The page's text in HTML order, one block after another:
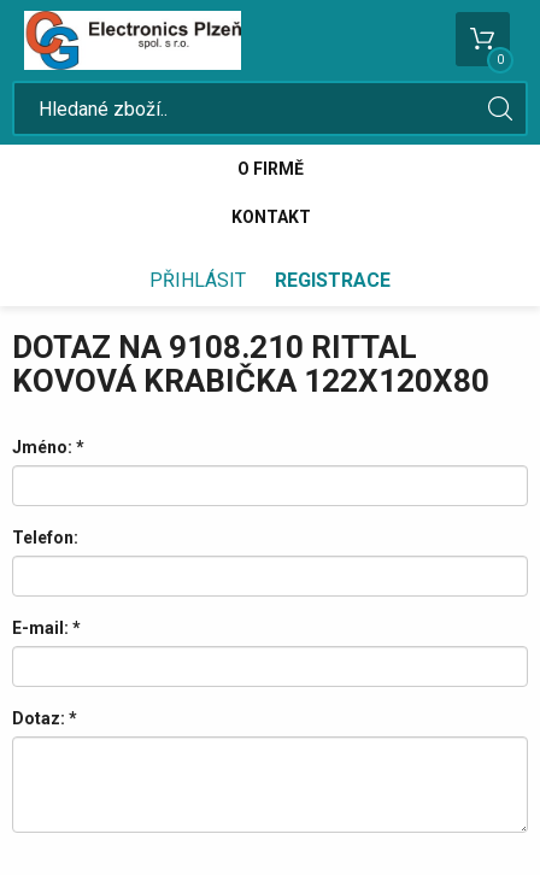
0
O FIRMĚ
KONTAKT
PŘIHLÁSIT REGISTRACE
DOTAZ NA 9108.210 RITTAL
KOVOVÁ KRABIČKA 122X120X80
Jméno: *
Telefon:
E-mail: *
Dotaz: *